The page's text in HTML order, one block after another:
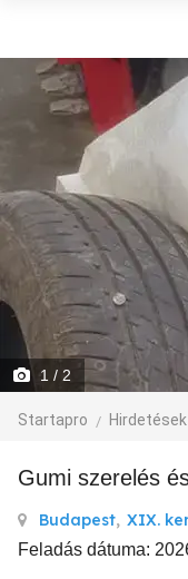
1 / 2
Startapro Hirdetések
Gumi szerelés
Budapest, XIX.
Feladás dátuma: